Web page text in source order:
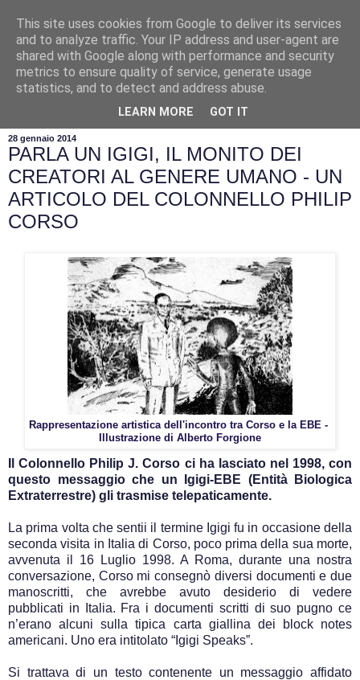
28 gennaio 2014
PARLA UN IGIGI, IL MONITO DEI
CREATORI AL GENERE UMANO - UN
ARTICOLO DEL COLONNELLO PHILIP
CORSO
Rappresentazione artistica dell'incontro tra Corso e la EBE -
Illustrazione di Alberto Forgione
Il Colonnello Philip J. Corso ci ha lasciato nel 1998, con
questo messaggio che un Igigi-EBE (Entità Biologica
Extraterrestre) gli trasmise telepaticamente.
La prima volta che sentii il termine Igigi fu in occasione della
seconda visita in Italia di Corso, poco prima della sua morte,
avvenuta il 16 Luglio 1998. A Roma, durante una nostra
conversazione, Corso mi consegnò diversi documenti e due
manoscritti, che avrebbe avuto desiderio di vedere
pubblicati in Italia. Fra i documenti scritti di suo pugno ce
n’erano alcuni sulla tipica carta giallina dei block notes
americani. Uno era intitolato “Igigi Speaks”.
Si trattava di un testo contenente un messaggio affidato
This site uses cookies from Google to deliver its services
and to analyze traffic. Your IP address and user-agent are
shared with Google along with performance and security
metrics to ensure quality of service, generate usage
statistics, and to detect and address abuse.
LEARN MORE GOT IT